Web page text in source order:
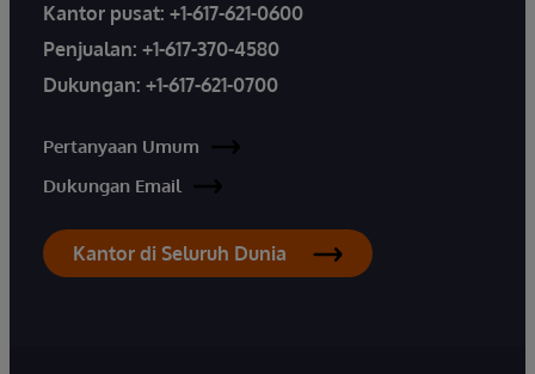
Kantor pusat: +1-617-621-0600
Penjualan: +1-617-370-4580
Dukungan: +1-617-621-0700
Pertanyaan Umum
Dukungan Email
Kantor di Seluruh Dunia